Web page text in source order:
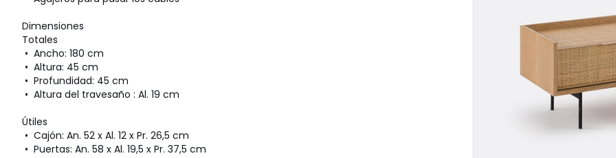
Dimensiones
Totales
• Ancho: 180 cm
• Altura: 45 cm
• Profundidad: 45 cm
• Altura del travesaño : Al. 19 cm
Útiles
• Cajón: An. 52 x Al. 12 x Pr. 26,5 cm
• Puertas: An. 58 x Al. 19,5 x Pr. 37,5 cm